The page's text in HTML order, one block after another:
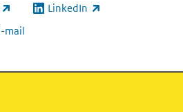
link) LinkedIn
(externe link)
mail